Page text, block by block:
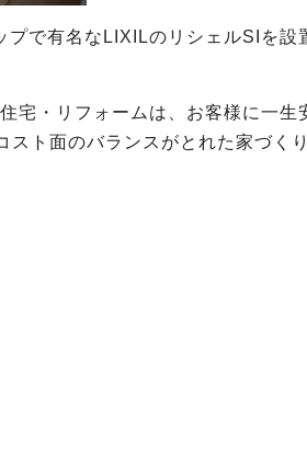
プで有名なLIXILのリシェルSIを設
宅・リフォームは、お客様に一生
スト面のバランスがとれた家づく